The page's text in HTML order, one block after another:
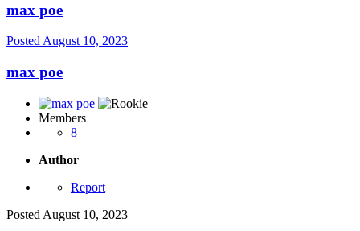
max poe
PostedAugust 10, 2023
max poe
Members
8
Author
Report
Posted August 10, 2023